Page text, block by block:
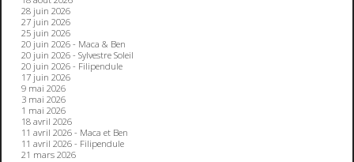
28 juin 2026
27 juin 2026
25 juin 2026
20 juin 2026 - Maca & Ben
20 juin 2026 - Sylvestre Soleil
20 juin 2026 - Filipendule
17 juin 2026
9 mai 2026
3 mai 2026
1 mai 2026
18 avril 2026
11 avril 2026 - Maca et Ben
11 avril 2026 - Filipendule
21 mars 2026